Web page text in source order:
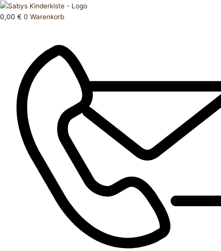
Zum
Inhalt
0,00 € 0 Warenkorb
Products
search
Hose
kurz